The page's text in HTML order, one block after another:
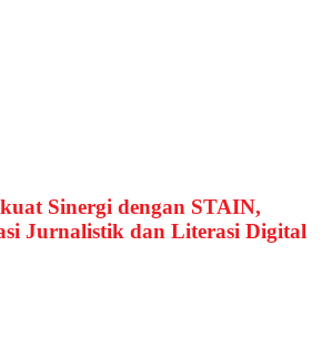
Sinergi dengan STAIN,
Jurnalistik dan Literasi Digital